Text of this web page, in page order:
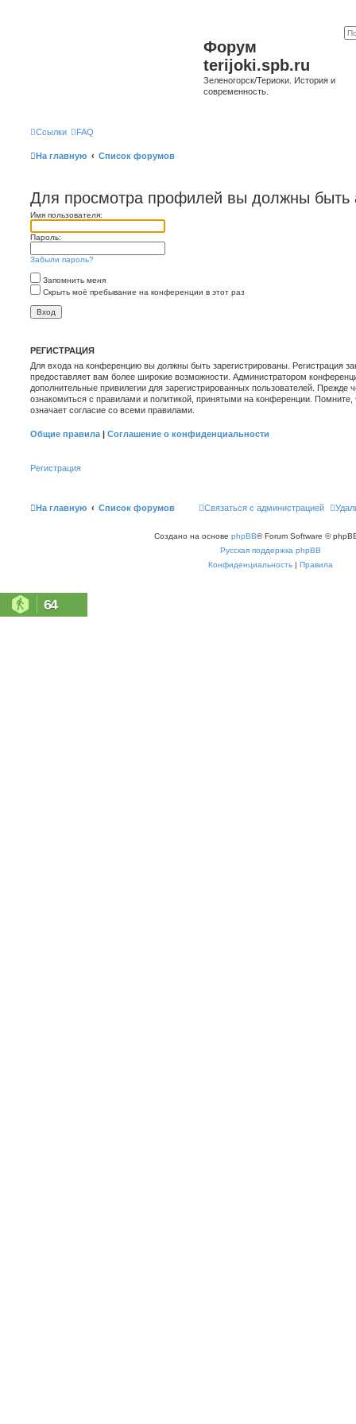
Форум
terijoki.spb.ru
Зеленогорск/Териоки. История и
современность.
Ссылки FAQ
На главную Список форумов
Для просмотра профилей вы должны быть
Имя пользователя:
Пароль:
Забыли пароль?
Запомнить меня
Скрыть моё пребывание на конференции в этот раз
РЕГИСТРАЦИЯ
Для входа на конференцию вы должны быть зарегистрированы. Регистрация
предоставляет вам более широкие возможности. Администратором
дополнительные привилегии для зарегистрированных пользователей. Прежде
ознакомиться с правилами и политикой, принятыми на конференции.
означает согласие со всеми правилами.
Общие правила | Соглашение о конфиденциальности
Регистрация
На главную Список форумов Связаться с администрацией
Создано на основе phpBB® Forum Software ©
Русская поддержка phpBB
Конфиденциальность | Правила
64